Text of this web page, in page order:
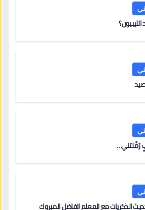
الليبيون؟
رَمَّلتني…
الذكريات مع المعلم الفاضل المبروك